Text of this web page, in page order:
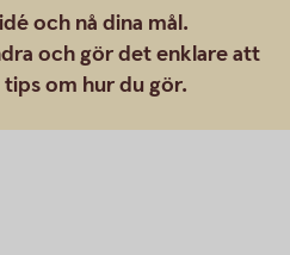
och nå dina mål.
och gör det enklare att
om hur du gör.